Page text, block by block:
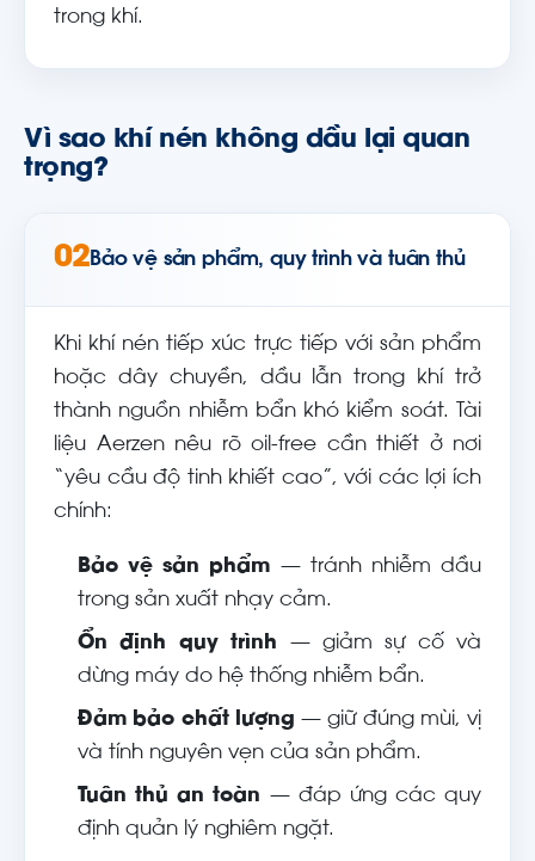
trong khí.
Vì sao khí nén không dầu lại quan
trọng?
02Bảo vệ sản phẩm, quy trình và tuân thủ
Khi khí nén tiếp xúc trực tiếp với sản phẩm
hoặc dây chuyền, dầu lẫn trong khí trở
thành nguồn nhiễm bẩn khó kiểm soát. Tài
liệu Aerzen nêu rõ oil-free cần thiết ở nơi
“yêu cầu độ tinh khiết cao”, với các lợi ích
chính:
Bảo vệ sản phẩm — tránh nhiễm dầu
trong sản xuất nhạy cảm.
Ổn định quy trình — giảm sự cố và
dừng máy do hệ thống nhiễm bẩn.
Đảm bảo chất lượng — giữ đúng mùi, vị
và tính nguyên vẹn của sản phẩm.
Tuân thủ an toàn — đáp ứng các quy
định quản lý nghiêm ngặt.